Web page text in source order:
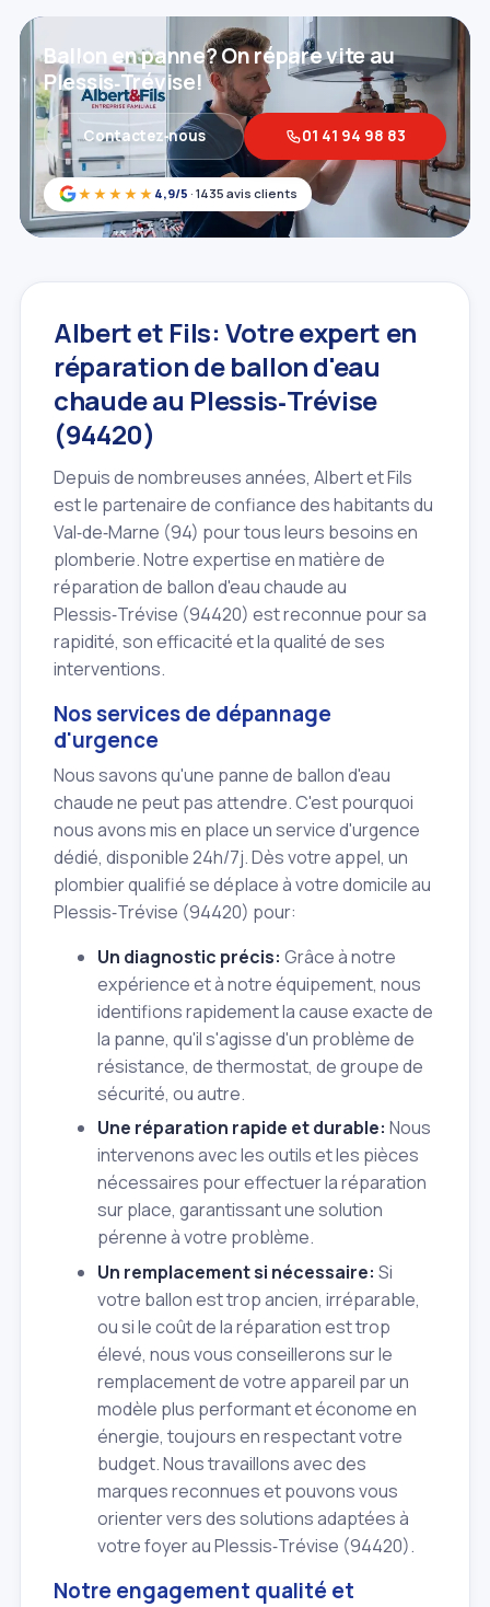
★★★★★ 4,9/5 · 1435 avis clients
Ballon en panne? On répare vite au
Plessis‑Trévise!
Contactez‑nous 01 41 94 98 83
Albert et Fils: Votre expert en
réparation de ballon d'eau
chaude au Plessis‑Trévise
(94420)
Depuis de nombreuses années, Albert et Fils
est le partenaire de confiance des habitants du
Val‑de‑Marne (94) pour tous leurs besoins en
plomberie. Notre expertise en matière de
réparation de ballon d'eau chaude au
Plessis‑Trévise (94420) est reconnue pour sa
rapidité, son efficacité et la qualité de ses
interventions.
Nos services de dépannage
d'urgence
Nous savons qu'une panne de ballon d'eau
chaude ne peut pas attendre. C'est pourquoi
nous avons mis en place un service d'urgence
dédié, disponible 24h/7j. Dès votre appel, un
plombier qualifié se déplace à votre domicile au
Plessis‑Trévise (94420) pour:
Un diagnostic précis: Grâce à notre
expérience et à notre équipement, nous
identifions rapidement la cause exacte de
la panne, qu'il s'agisse d'un problème de
résistance, de thermostat, de groupe de
sécurité, ou autre.
Une réparation rapide et durable: Nous
intervenons avec les outils et les pièces
nécessaires pour effectuer la réparation
sur place, garantissant une solution
pérenne à votre problème.
Un remplacement si nécessaire: Si
votre ballon est trop ancien, irréparable,
ou si le coût de la réparation est trop
élevé, nous vous conseillerons sur le
remplacement de votre appareil par un
modèle plus performant et économe en
énergie, toujours en respectant votre
budget. Nous travaillons avec des
marques reconnues et pouvons vous
orienter vers des solutions adaptées à
votre foyer au Plessis‑Trévise (94420).
Notre engagement qualité et